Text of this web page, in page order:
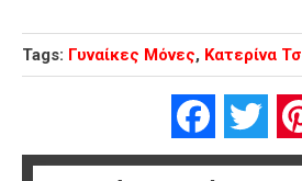
Tags: Γυναίκες Μόνες, Κατερίνα
Facebook